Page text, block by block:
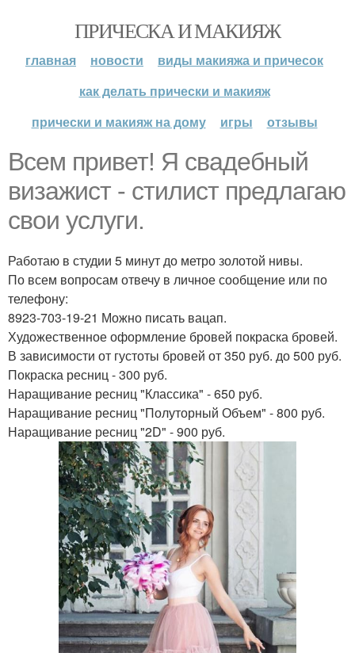
ПРИЧЕСКА И МАКИЯЖ
главная новости
виды макияжа и причесок
как делать прически и макияж
прически и макияж на дому
игры отзывы
Всем привет! Я свадебный
визажист - стилист предлагаю
свои услуги.
Работаю в студии 5 минут до метро золотой нивы.
По всем вопросам отвечу в личное сообщение или по
телефону:
8923-703-19-21 Можно писать вацап.
Художественное оформление бровей покраска бровей.
В зависимости от густоты бровей от 350 руб. до 500 руб.
Покраска ресниц - 300 руб.
Наращивание ресниц "Классика" - 650 руб.
Наращивание ресниц "Полуторный Объем" - 800 руб.
Наращивание ресниц "2D" - 900 руб.